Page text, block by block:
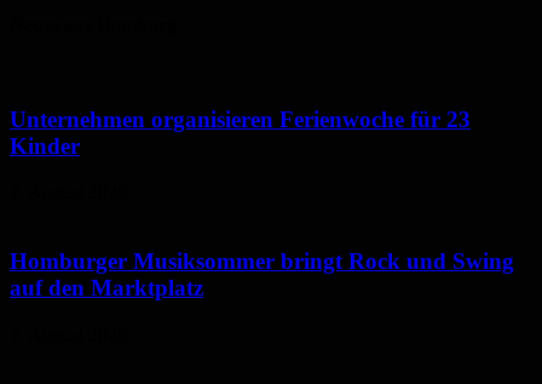
Unternehmen organisieren Ferienwoche für 23
Kinder
Homburger Musiksommer bringt Rock und Swing
auf den Marktplatz